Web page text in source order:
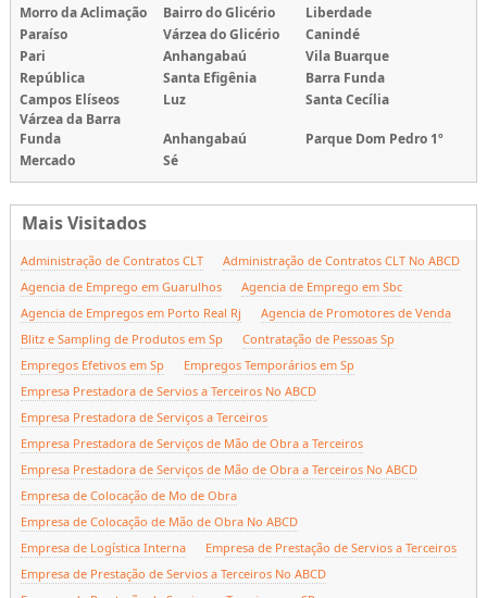
Morro da Aclimação Bairro do Glicério
Liberdade
Paraíso
Várzea do Glicério
Canindé
Pari
Anhangabaú
Vila Buarque
República
Santa Efigênia
Barra Funda
Campos Elíseos
Luz
Santa Cecília
Várzea da Barra
Funda
Anhangabaú
Parque Dom Pedro 1º
Mercado
Sé
Mais Visitados
Administração de Contratos CLT
Administração de Contratos CLT No ABCD
Agencia de Emprego em Guarulhos
Agencia de Emprego em Sbc
Agencia de Empregos em Porto Real Rj
Agencia de Promotores de Venda
Blitz e Sampling de Produtos em Sp
Contratação de Pessoas Sp
Empregos Efetivos em Sp
Empregos Temporários em Sp
Empresa Prestadora de Servios a Terceiros No ABCD
Empresa Prestadora de Serviços a Terceiros
Empresa Prestadora de Serviços de Mão de Obra a Terceiros
Empresa Prestadora de Serviços de Mão de Obra a Terceiros No ABCD
Empresa de Colocação de Mo de Obra
Empresa de Colocação de Mão de Obra No ABCD
Empresa de Logística Interna
Empresa de Prestação de Servios a Terceiros
Empresa de Prestação de Servios a Terceiros No ABCD